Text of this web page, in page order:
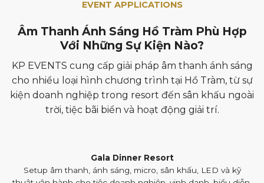
EVENT APPLICATIONS
Âm Thanh Ánh Sáng Hồ Tràm Phù Hợp
Với Những Sự Kiện Nào?
KP EVENTS cung cấp giải pháp âm thanh ánh sáng
cho nhiều loại hình chương trình tại Hồ Tràm, từ sự
kiện doanh nghiệp trong resort đến sân khấu ngoài
trời, tiệc bãi biển và hoạt động giải trí.
Gala Dinner Resort
Setup âm thanh, ánh sáng, micro, sân khấu, LED và kỹ